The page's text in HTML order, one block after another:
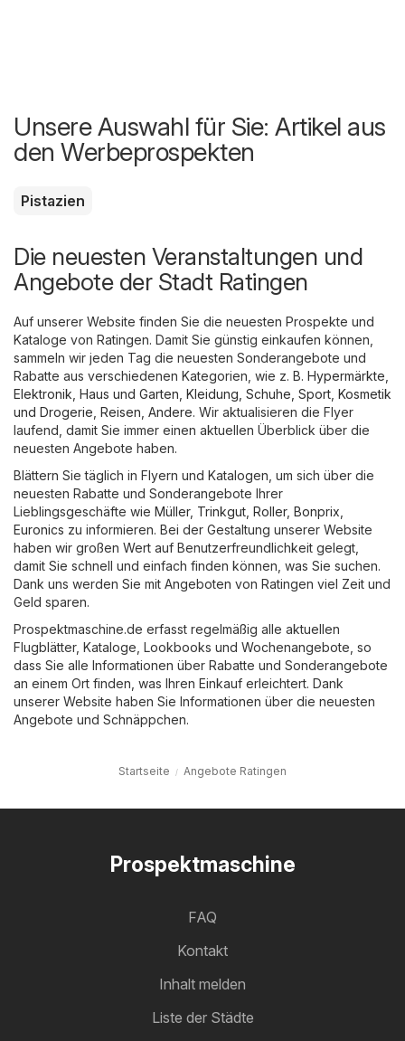
Unsere Auswahl für Sie: Artikel aus
den Werbeprospekten
Pistazien
Die neuesten Veranstaltungen und
Angebote der Stadt Ratingen
Auf unserer Website finden Sie die neuesten Prospekte und
Kataloge von Ratingen. Damit Sie günstig einkaufen können,
sammeln wir jeden Tag die neuesten Sonderangebote und
Rabatte aus verschiedenen Kategorien, wie z. B. Hypermärkte
Elektronik Haus und Garten Kleidung, Schuhe, Sport Kosmetik
und Drogerie Reisen Andere. Wir aktualisieren die Flyer
laufend, damit Sie immer einen aktuellen Überblick über die
neuesten Angebote haben.
Blättern Sie täglich in Flyern und Katalogen, um sich über die
neuesten Rabatte und Sonderangebote Ihrer
Lieblingsgeschäfte wie Müller, Trinkgut Roller, Bonprix
Euronics zu informieren. Bei der Gestaltung unserer Website
haben wir großen Wert auf Benutzerfreundlichkeit gelegt,
damit Sie schnell und einfach finden können, was Sie suchen.
Dank uns werden Sie mit Angeboten von Ratingen viel Zeit und
Geld sparen.
Prospektmaschine.de erfasst regelmäßig alle aktuellen
Flugblätter, Kataloge, Lookbooks und Wochenangebote, so
dass Sie alle Informationen über Rabatte und Sonderangebote
an einem Ort finden, was Ihren Einkauf erleichtert. Dank
unserer Website haben Sie Informationen über die neuesten
Angebote und Schnäppchen.
Startseite Angebote Ratingen
Prospektmaschine
FAQ
Kontakt
Inhalt melden
Liste der Städte